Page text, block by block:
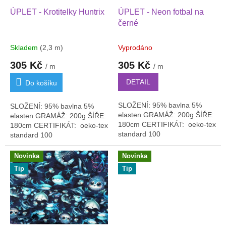
ÚPLET - Krotitelky Huntrix
Skladem (2,3 m)
305 Kč / m
Do košíku
SLOŽENÍ: 95% bavlna 5%
elasten GRAMÁŽ: 200g ŠÍŘE:
180cm CERTIFIKÁT: oeko-tex
standard 100
ÚPLET - Neon fotbal na
černé
Vyprodáno
305 Kč / m
DETAIL
SLOŽENÍ: 95% bavlna 5%
elasten GRAMÁŽ: 200g ŠÍŘE:
180cm CERTIFIKÁT: oeko-tex
standard 100
Novinka
Tip
Novinka
Tip